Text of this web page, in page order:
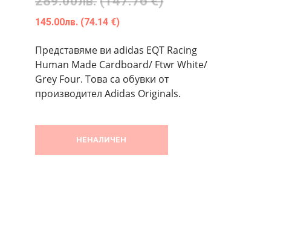
145.00лв. (74.14 €)
Представяме ви adidas EQT Racing
Human Made Cardboard/ Ftwr White/
Grey Four. Това са обувки от
производител Adidas Originals.
НЕНАЛИЧЕН